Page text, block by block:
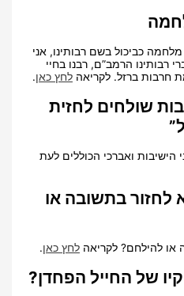
כביכול בשם רבותינו, אני
רבותינו הרמב”ם, רבנו בחיי
חרבות ברזל. לקריאהלחץ כאן.
שולחים לחזית
הישיבות ואברכי הכוללים לעת
לחזור בתשובה או
או להילחם? לקריאהלחץ כאן.
של החייל הפחדן?